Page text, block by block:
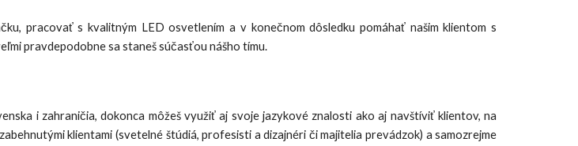
pracovať s kvalitným LED osvetlením a v konečnom dôsledku pomáhať našim klientom s
pravdepodobne sa staneš súčasťou nášho tímu.
i zahraničia, dokonca môžeš využiť aj svoje jazykové znalosti ako aj navštíviť klientov, na
klientami (svetelné štúdiá, profesisti a dizajnéri či majitelia prevádzok) a samozrejme